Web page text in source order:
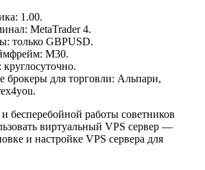
1.00.
MetaTrader 4.
только GBPUSD.
M30.
брокеры для торговли: Альпари,
бесперебойной работы советников
виртуальный VPS сервер —
и настройке VPS сервера для